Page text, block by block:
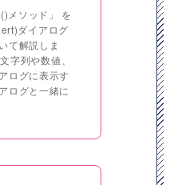
メソッド」 を
ダイアログ
て解説しま
字列や数値、
ログに表示す
ログと一緒に